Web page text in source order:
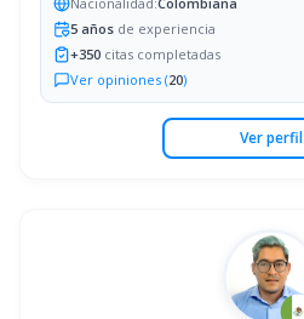
5 años de experiencia
+350 citas completadas
Ver opiniones (20)
Ver perfil